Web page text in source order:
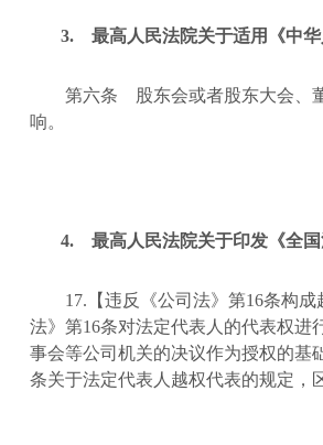
3. 最高人民法院关于适用《中
第六条
股东会或者股东大会、
响。
4. 最高人民法院关于印发《全
17. 【违反《公司法》第16条构成
法》第16条对法定代表人的代表权进
事会等公司机关的决议作为授权的基
条关于法定代表人越权代表的规定，